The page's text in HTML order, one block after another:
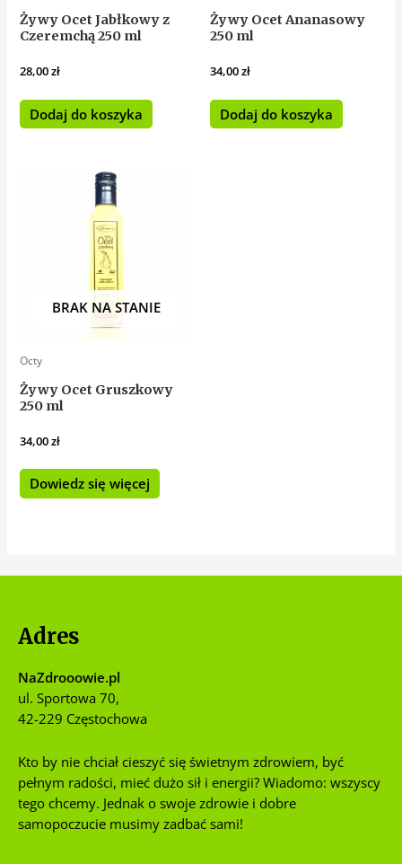
Żywy Ocet Jabłkowy z
Czeremchą 250 ml
28,00zł
Dodaj do koszyka
Żywy Ocet Ananasowy
250 ml
34,00zł
Dodaj do koszyka
BRAK NA STANIE
Octy
Żywy Ocet Gruszkowy
250 ml
34,00zł
Dowiedz się więcej
Adres
NaZdrooowie.pl
ul. Sportowa 70,
42-229 Częstochowa
Kto by nie chciał cieszyć się świetnym zdrowiem, być
pełnym radości, mieć dużo sił i energii? Wiadomo: wszyscy
tego chcemy. Jednak o swoje zdrowie i dobre
samopoczucie musimy zadbać sami!